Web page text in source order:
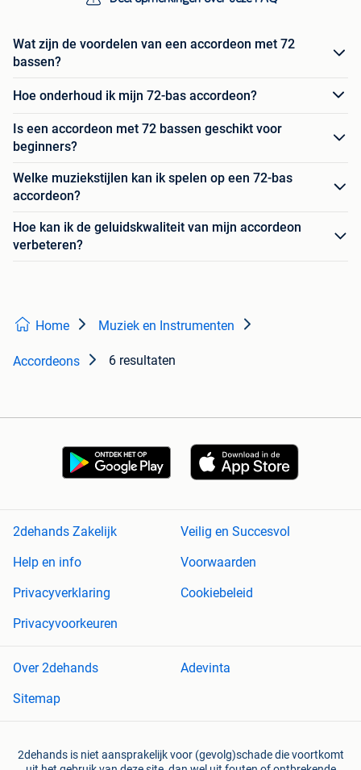
Wat zijn de voordelen van een accordeon met 72
bassen?
Hoe onderhoud ik mijn 72-bas accordeon?
Is een accordeon met 72 bassen geschikt voor
beginners?
Welke muziekstijlen kan ik spelen op een 72-bas
accordeon?
Hoe kan ik de geluidskwaliteit van mijn accordeon
verbeteren?
Home Muziek en Instrumenten
Accordeons 6 resultaten
2dehands Zakelijk
Veilig en Succesvol
Help en info
Voorwaarden
Privacyverklaring
Cookiebeleid
Privacyvoorkeuren
Over 2dehands
Adevinta
Sitemap
2dehands is niet aansprakelijk voor (gevolg)schade die voortkomt